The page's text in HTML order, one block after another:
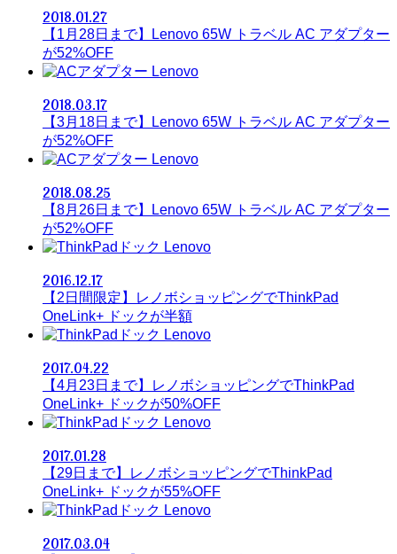
2018.01.27
【1月28日まで】Lenovo 65W トラベル AC アダプター
が52%OFF
Lenovo
2018.03.17
【3月18日まで】Lenovo 65W トラベル AC アダプター
が52%OFF
Lenovo
2018.08.25
【8月26日まで】Lenovo 65W トラベル AC アダプター
が52%OFF
Lenovo
2016.12.17
【2日間限定】レノボショッピングでThinkPad
OneLink+ ドックが半額
Lenovo
2017.04.22
【4月23日まで】レノボショッピングでThinkPad
OneLink+ ドックが50%OFF
Lenovo
2017.01.28
【29日まで】レノボショッピングでThinkPad
OneLink+ ドックが55%OFF
Lenovo
2017.03.04